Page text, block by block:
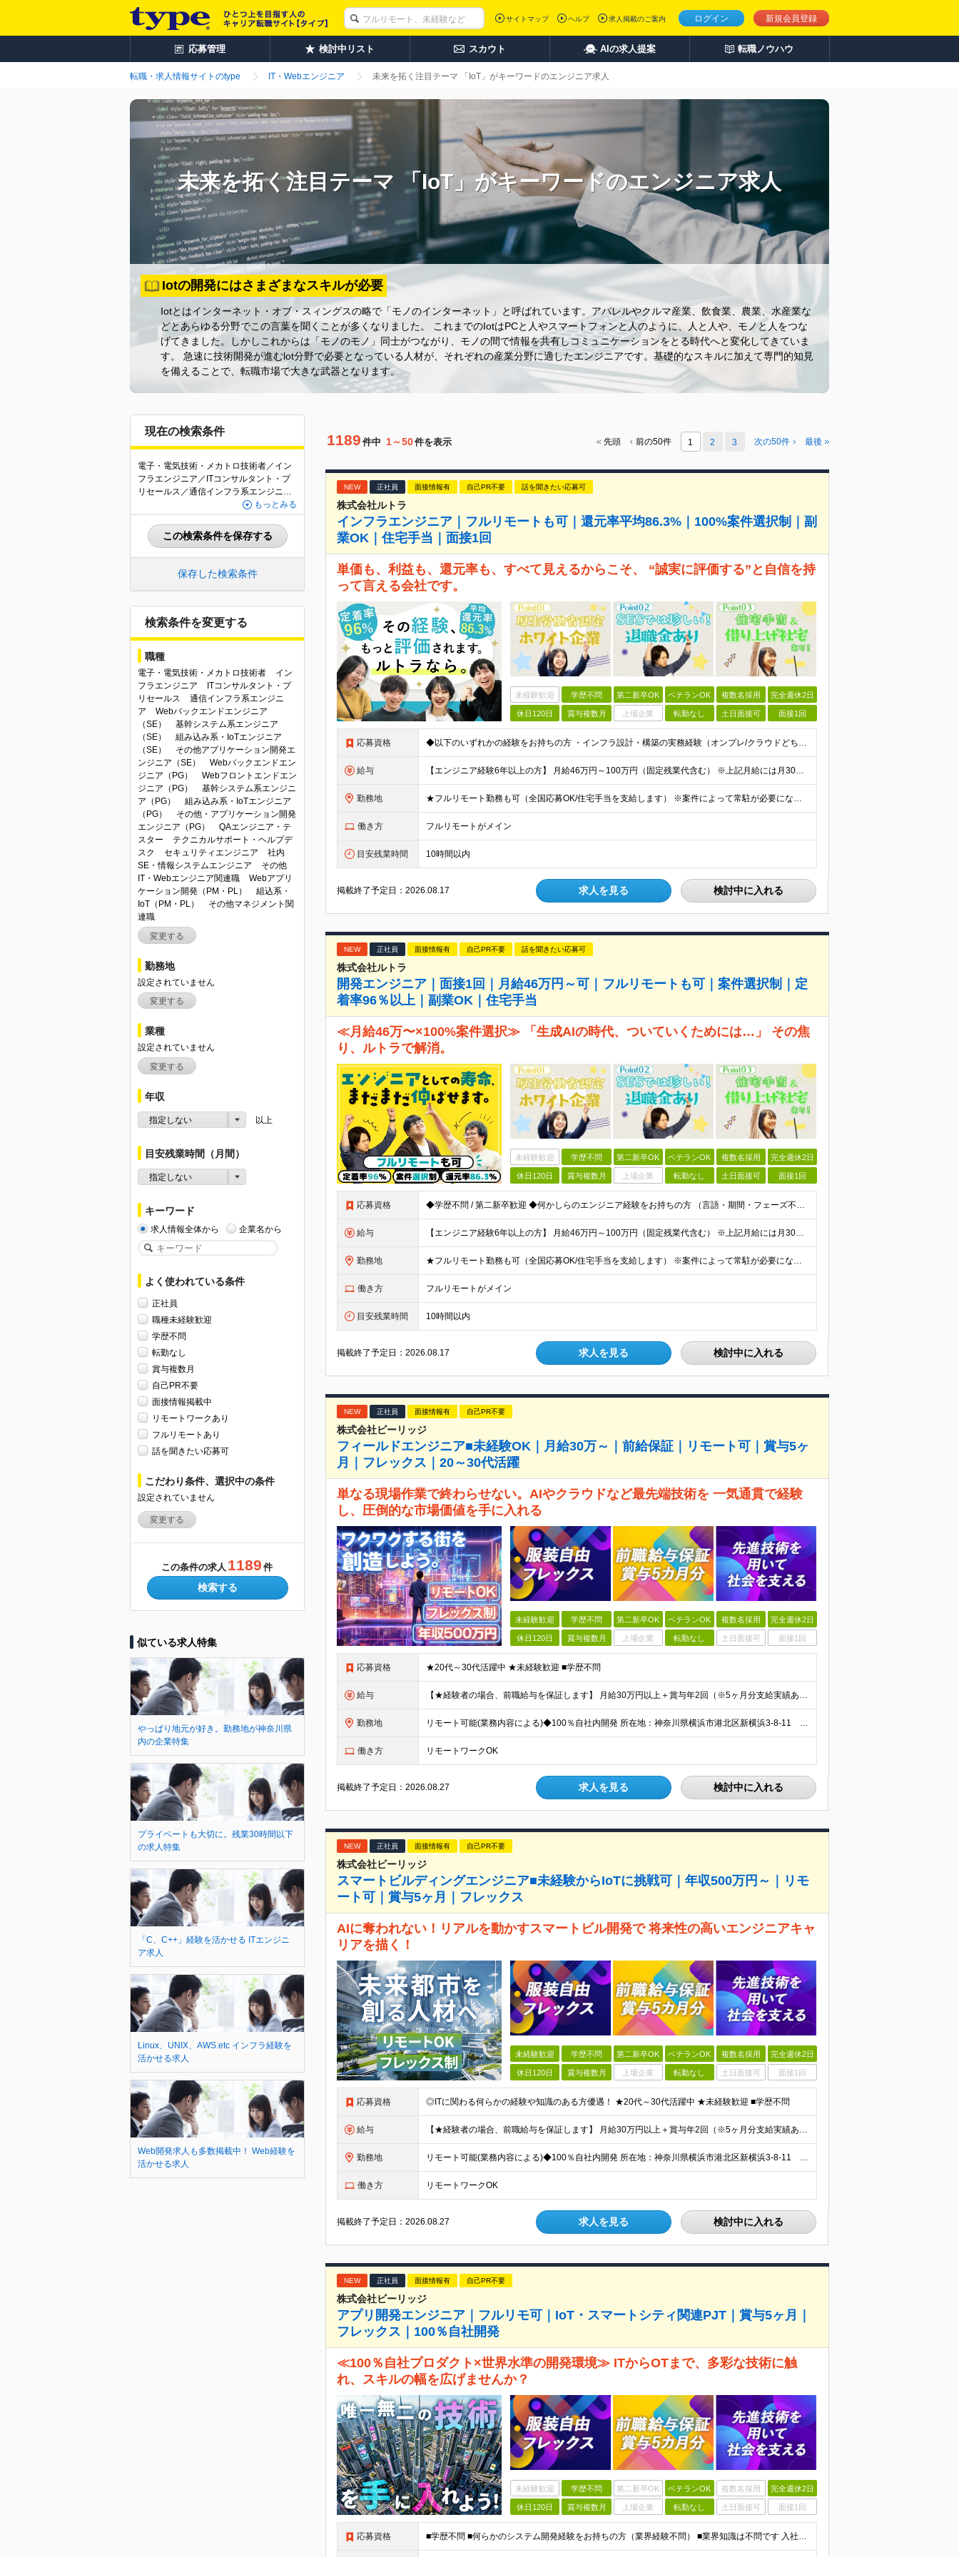
ログイン 新規会員登録
サイトマップ ヘルプ 求人掲載のご案内
応募管理 検討中リスト スカウト AIの求人提案 転職ノウハウ
転職・求人情報サイトのtype IT・Webエンジニア 未来を拓く注目テーマ 「IoT」がキーワードのエンジニア求人
未来を拓く注目テーマ 「IoT」がキーワードのエンジニア求人
Iotの開発にはさまざまなスキルが必要
Iotとはインターネット・オブ・スィングスの略で「モノのインターネット」と呼ばれています。アパレルやクルマ産業、飲食業、農業、水産業な
どとあらゆる分野でこの言葉を聞くことが多くなりました。 これまでのIotはPCと人やスマートフォンと人のように、人と人や、モノと人をつな
げてきました。しかしこれからは「モノのモノ」同士がつながり、モノの間で情報を共有しコミュニケーションをとる時代へと変化してきていま
す。 急速に技術開発が進むlot分野で必要となっている人材が、それぞれの産業分野に適したエンジニアです。基礎的なスキルに加えて専門的知見
を備えることで、転職市場で大きな武器となります。
現在の検索条件
電子・電気技術・メカトロ技術者／イン
フラエンジニア／ITコンサルタント・プ
リセールス／通信インフラ系エンジニア
／Webバックエンドエンジニア（SE）／
基幹システム系エンジニア（SE）／組み
込み系・IoTエンジニア（SE）／その他
アプリケーション開発エンジニア（SE）
／Webバックエンドエンジニア（PG）／
Webフロントエンドエンジニア（PG）／
基幹システム系エンジニア（PG）／組み
込み系・IoTエンジニア（PG）／その
他・アプリケーション開発エンジニア
（PG）／QAエンジニア・テスター／テ
テムエンジニア／その他IT・Webエンジ
ニア関連職／Webアプリケーション開発
（PM・PL）／組込系・IoT（PM・PL）
／その他マネジメント関連職
もっとみる
この検索条件を保存する
保存した検索条件
検索条件を変更する
職種
電子・電気技術・メカトロ技術者
イン
フラエンジニア
ITコンサルタント・プ
リセールス
通信インフラ系エンジニ
ア
Webバックエンドエンジニア
（SE）
基幹システム系エンジニア
（SE）
組み込み系・IoTエンジニア
（SE）
その他アプリケーション開発エ
ンジニア（SE）
Webバックエンドエン
ジニア（PG）
Webフロントエンドエン
ジニア（PG）
基幹システム系エンジニ
ア（PG）
組み込み系・IoTエンジニア
（PG）
その他・アプリケーション開発
エンジニア（PG）
QAエンジニア・テ
スター
テクニカルサポート・ヘルプデ
スク
セキュリティエンジニア
社内
SE・情報システムエンジニア
その他
IT・Webエンジニア関連職
Webアプリ
ケーション開発（PM・PL）
組込系・
IoT（PM・PL）
その他マネジメント関
連職
変更する
勤務地
設定されていません
変更する
業種
設定されていません
変更する
年収
指定しない 以上
目安残業時間（月間）
指定しない
キーワード
求人情報全体から 企業名から
よく使われている条件
正社員
職種未経験歓迎
学歴不問
転勤なし
賞与複数月
自己PR不要
面接情報掲載中
リモートワークあり
フルリモートあり
話を聞きたい応募可
こだわり条件、選択中の条件
設定されていません
変更する
この条件の求人 1189 件
検索する
似ている求人特集
やっぱり地元が好き。勤務地が神奈川県
内の企業特集
プライベートも大切に。残業30時間以下
の求人特集
「C、C++」経験を活かせる ITエンジニ
ア求人
Linux、UNIX、AWS.etc インフラ経験を
活かせる求人
Web開発求人も多数掲載中！ Web経験を
活かせる求人
1189 件中 1～50件を表示 先頭 前の50件 1 2 3 次の50件 最後
NEW 正社員 面接情報有 自己PR不要 話を聞きたい応募可
株式会社ルトラ
インフラエンジニア｜フルリモートも可｜還元率平均86.3%｜100%案件選択制｜副
業OK｜住宅手当｜面接1回
単価も、利益も、還元率も、すべて見えるからこそ、 “誠実に評価する”と自信を持
って言える会社です。
未経験歓迎 学歴不問 第二新卒OK ベテランOK 複数名採用 完全週休2日
休日120日 賞与複数月 上場企業 転勤なし 土日面接可 面接1回
応募資格 ◆以下のいずれかの経験をお持ちの方 ・インフラ設計・構築の実務経験（オンプレ/クラウドどちらもOK） ・クラウド環境下での運用保守に関する実務経験 ◆学歴不問 ＜こんな方は特に歓迎します＞ ◎これま
給与 【エンジニア経験6年以上の方】 月給46万円～100万円（固定残業代含む） ※上記月給には月30時間分の固定残業代（月8万7,400円～月19万円）を含む。超過分は全額支給。 【エンジニア経験4年以
勤務地 ★フルリモート勤務も可（全国応募OK/住宅手当を支給します） ※案件によって常駐が必要になる場合があります。 ※希望がない限り、転勤はありません ※U・Iターン歓迎 ★ルトラの社員は全国各地で活躍中
働き方 フルリモートがメイン
目安残業時間 10時間以内
掲載終了予定日：2026.08.17 求人を見る 検討中に入れる
NEW 正社員 面接情報有 自己PR不要 話を聞きたい応募可
株式会社ルトラ
開発エンジニア｜面接1回｜月給46万円～可｜フルリモートも可｜案件選択制｜定
着率96％以上｜副業OK｜住宅手当
≪月給46万〜×100%案件選択≫ 「生成AIの時代、ついていくためには…」 その焦
り、ルトラで解消。
未経験歓迎 学歴不問 第二新卒OK ベテランOK 複数名採用 完全週休2日
休日120日 賞与複数月 上場企業 転勤なし 土日面接可 面接1回
応募資格 ◆学歴不問 / 第二新卒歓迎 ◆何かしらのエンジニア経験をお持ちの方 （言語・期間・フェーズ不問） 経験浅めの方も遠慮なくご応募ください！ ■入社前Q＆A ────── ◎実力に見合った報酬が手に
給与 【エンジニア経験6年以上の方】 月給46万円～100万円（固定残業代含む） ※上記月給には月30時間分の固定残業代（月8万7,400円～月19万円）を含む。超過分は全額支給。 【エンジニア経験4年以
勤務地 ★フルリモート勤務も可（全国応募OK/住宅手当を支給します） ※案件によって常駐が必要になる場合があります。 ※希望がない限り、転勤はありません ※U・Iターン歓迎 ★ルトラの社員は全国各地で活躍中
働き方 フルリモートがメイン
目安残業時間 10時間以内
掲載終了予定日：2026.08.17 求人を見る 検討中に入れる
NEW 正社員 面接情報有 自己PR不要
株式会社ビーリッジ
フィールドエンジニア■未経験OK｜月給30万～｜前給保証｜リモート可｜賞与5ヶ
月｜フレックス｜20～30代活躍
単なる現場作業で終わらせない。AIやクラウドなど最先端技術を 一気通貫で経験
し、圧倒的な市場価値を手に入れる
未経験歓迎 学歴不問 第二新卒OK ベテランOK 複数名採用 完全週休2日
休日120日 賞与複数月 上場企業 転勤なし 土日面接可 面接1回
応募資格 ★20代～30代活躍中 ★未経験歓迎 ■学歴不問
給与 【★経験者の場合、前職給与を保証します】 月給30万円以上＋賞与年2回（※5ヶ月分支給実績あり） ※上記は最低保証額です。 ご経験やスキルに応じて当社規定内で決定します ※試用期間3ヶ月間あり・労
勤務地 リモート可能(業務内容による)◆100％自社内開発 所在地：神奈川県横浜市港北区新横浜3-8-11 メットライフ新横浜ビル10F (変更の範囲)上記を除く当社関連勤務地 ※機器の導入立会いのため出
働き方 リモートワークOK
掲載終了予定日：2026.08.27 求人を見る 検討中に入れる
NEW 正社員 面接情報有 自己PR不要
株式会社ビーリッジ
スマートビルディングエンジニア■未経験からIoTに挑戦可｜年収500万円～｜リモ
ート可｜賞与5ヶ月｜フレックス
AIに奪われない！リアルを動かすスマートビル開発で 将来性の高いエンジニアキャ
リアを描く！
未経験歓迎 学歴不問 第二新卒OK ベテランOK 複数名採用 完全週休2日
休日120日 賞与複数月 上場企業 転勤なし 土日面接可 面接1回
応募資格 ◎ITに関わる何らかの経験や知識のある方優遇！ ★20代～30代活躍中 ★未経験歓迎 ■学歴不問
給与 【★経験者の場合、前職給与を保証します】 月給30万円以上＋賞与年2回（※5ヶ月分支給実績あり） ※上記は最低保証額です。 ご経験やスキルに応じて当社規定内で決定します ※試用期間3ヶ月間あり・労
勤務地 リモート可能(業務内容による)◆100％自社内開発 所在地：神奈川県横浜市港北区新横浜3-8-11 メットライフ新横浜ビル10F (変更の範囲)上記を除く当社関連勤務地 ※機器の導入立会いのため出
働き方 リモートワークOK
掲載終了予定日：2026.08.27 求人を見る 検討中に入れる
NEW 正社員 面接情報有 自己PR不要
株式会社ビーリッジ
アプリ開発エンジニア｜フルリモ可｜IoT・スマートシティ関連PJT｜賞与5ヶ月｜
フレックス｜100％自社開発
≪100％自社プロダクト×世界水準の開発環境≫ ITからOTまで、多彩な技術に触
れ、スキルの幅を広げませんか？
未経験歓迎 学歴不問 第二新卒OK ベテランOK 複数名採用 完全週休2日
休日120日 賞与複数月 上場企業 転勤なし 土日面接可 面接1回
応募資格 ■学歴不問 ■何らかのシステム開発経験をお持ちの方（業界経験不問） ■業界知識は不問です 入社後にはニッチな業界知識が必要になりますが、 入社時点の知識量は不問です！ 「エンジニアとして自分にしか